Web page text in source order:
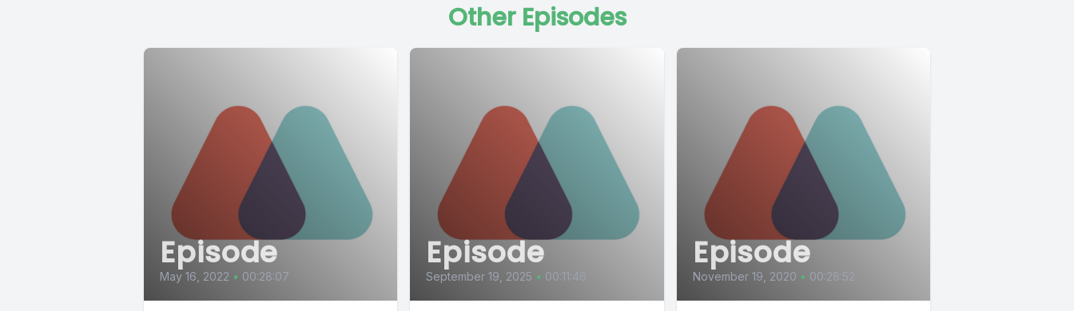
Other Episodes
Episode
May 16, 2022 • 00:28:07
Episode
September 19, 2025 • 00:11:46
Episode
November 19, 2020 • 00:28:52